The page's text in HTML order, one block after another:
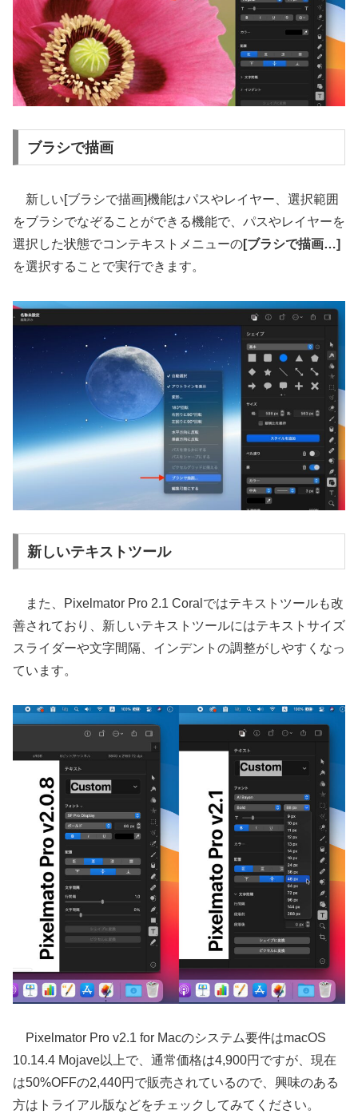
ブラシで描画
新しい[ブラシで描画]機能はパスやレイヤー、選択範囲
をブラシでなぞることができる機能で、パスやレイヤーを
選択した状態でコンテキストメニューの[ブラシで描画…]
を選択することで実行できます。
新しいテキストツール
また、Pixelmator Pro 2.1 Coralではテキストツールも改
善されており、新しいテキストツールにはテキストサイズ
スライダーや文字間隔、インデントの調整がしやすくなっ
ています。
Pixelmator Pro v2.1 for Macのシステム要件はmacOS
10.14.4 Mojave以上で、通常価格は4,900円ですが、現在
は50%OFFの2,440円で販売されているので、興味のある
方はトライアル版などをチェックしてみてください。